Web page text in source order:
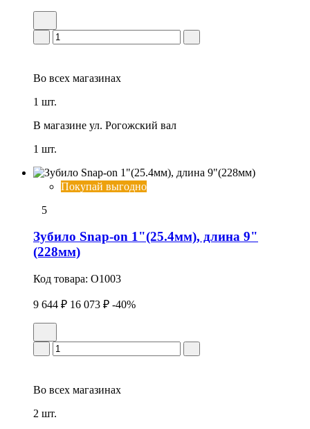
Во всех магазинах
1 шт.
В магазине ул. Рогожский вал
1 шт.
Покупай выгодно
5
Зубило Snap-on 1"(25.4мм), длина 9"
(228мм)
Код товара: O1003
9 644 ₽ 16 073 ₽ -40%
Во всех магазинах
2 шт.